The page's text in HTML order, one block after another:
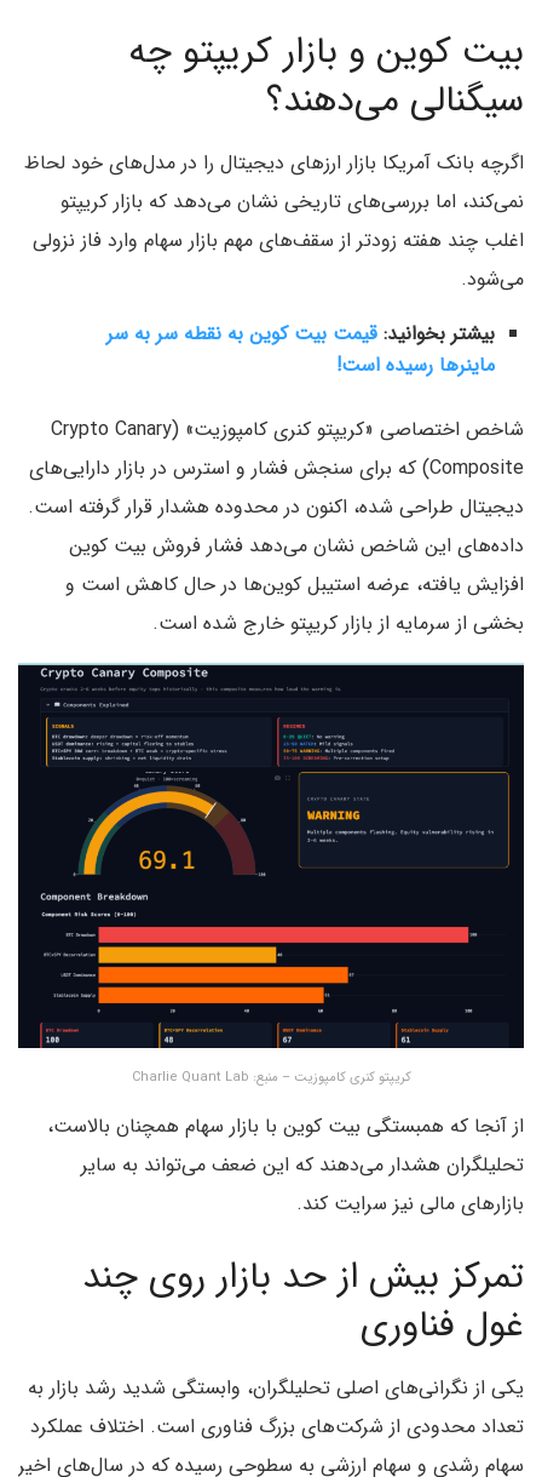
بیت کوین و بازار کریپتو چه
سیگنالی می‌دهند؟
اگرچه بانک آمریکا بازار ارزهای دیجیتال را در مدل‌های خود لحاظ
نمی‌کند، اما بررسی‌های تاریخی نشان می‌دهد که بازار کریپتو
اغلب چند هفته زودتر از سقف‌های مهم بازار سهام وارد فاز نزولی
می‌شود.
بیشتر بخوانید: قیمت بیت کوین به نقطه سر به سر
ماینرها رسیده است!
شاخص اختصاصی «کریپتو کنری کامپوزیت» (Crypto Canary
Composite) که برای سنجش فشار و استرس در بازار دارایی‌های
دیجیتال طراحی شده، اکنون در محدوده هشدار قرار گرفته است.
داده‌های این شاخص نشان می‌دهد فشار فروش بیت کوین
افزایش یافته، عرضه استیبل کوین‌ها در حال کاهش است و
بخشی از سرمایه از بازار کریپتو خارج شده است.
کریپتو کنری کامپوزیت – منبع: Charlie Quant Lab
از آنجا که همبستگی بیت کوین با بازار سهام همچنان بالاست،
تحلیلگران هشدار می‌دهند که این ضعف می‌تواند به سایر
بازارهای مالی نیز سرایت کند.
تمرکز بیش از حد بازار روی چند
غول فناوری
یکی از نگرانی‌های اصلی تحلیلگران، وابستگی شدید رشد بازار به
تعداد محدودی از شرکت‌های بزرگ فناوری است. اختلاف عملکرد
سهام رشدی و سهام ارزشی به سطوحی رسیده که در سال‌های اخیر